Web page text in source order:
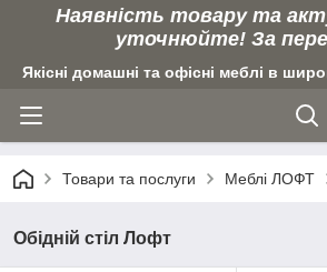
Наявність товару та
уточнюйте! За
Якісні домашні та офісні меблі в
Товари та послуги Меблі ЛОФТ
Обідній стіл Лофт